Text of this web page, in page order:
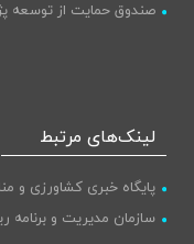
صندوق حمایت از توسعه
لینک‌های مرتبط
پایگاه خبری کشاورزی و
سازمان مدیریت و برنامه